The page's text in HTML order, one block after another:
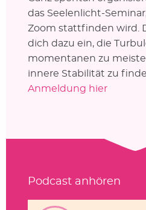
das Seelenlicht-
Zoom stattfinden wird.
dich dazu ein, die
momentanen zu
innere Stabilität zu
Anmeldung hier
Podcast anhören